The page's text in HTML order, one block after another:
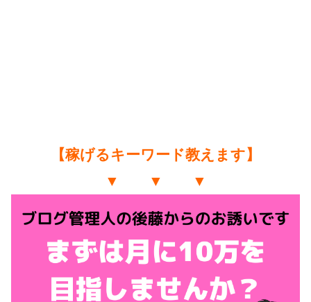
【稼げるキーワード教えます】
▼ ▼ ▼